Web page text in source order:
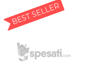
BEST SELLER